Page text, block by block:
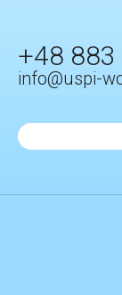
+48
info@uspi-